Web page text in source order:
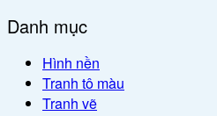
Danh mục
Hình nền
Tranh tô màu
Tranh vẽ